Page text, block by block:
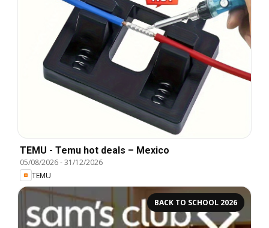
TEMU - Temu hot deals – Mexico
05/08/2026-31/12/2026
TEMU
BACK TO SCHOOL 2026